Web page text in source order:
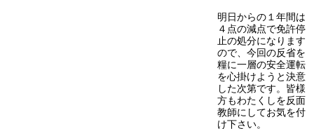
明日からの１年間は
４点の減点で免許停
止の処分になります
ので、今回の反省を
糧に一層の安全運転
を心掛けようと決意
した次第です。皆様
方もわたくしを反面
教師にしてお気を付
け下さい。